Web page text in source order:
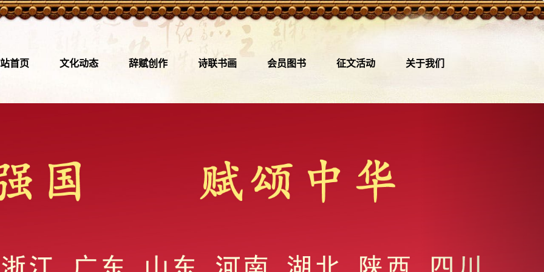
首页 文化动态 辞赋创作 诗联书画 会员图书 征文活动 关于我们